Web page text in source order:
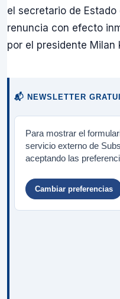
el secretario de
renuncia con efecto
por el presidente Milan
📬 NEWSLETTER
Para mostrar el
servicio externo de
aceptando las
Cambiar preferencias